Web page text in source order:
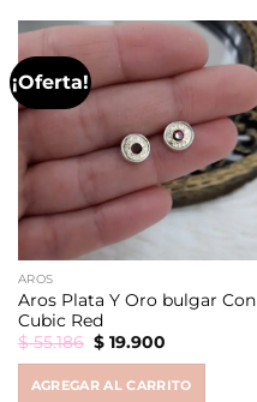
¡Oferta!
AROS
Aros Plata Y Oro bulgar Con
Cubic Red
$55.186 Original
price
$ 55.186.
$19.900Current
$ 19.900.
AGREGAR AL CARRITO